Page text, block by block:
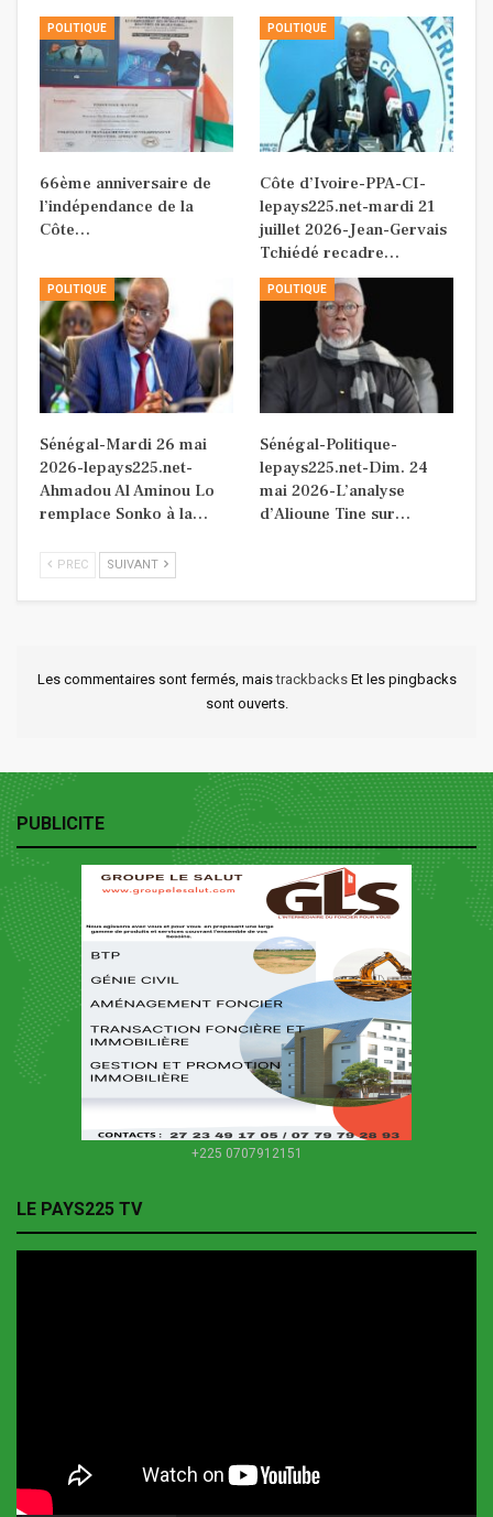
POLITIQUE
66ème anniversaire de
l’indépendance de la
Côte…
POLITIQUE
Côte d’Ivoire-PPA-CI-
lepays225.net-mardi 21
juillet 2026-Jean-Gervais
Tchiédé recadre…
POLITIQUE
Sénégal-Mardi 26 mai
2026-lepays225.net-
Ahmadou Al Aminou Lo
remplace Sonko à la…
POLITIQUE
Sénégal-Politique-
lepays225.net-Dim. 24
mai 2026-L’analyse
d’Alioune Tine sur…
PREC SUIVANT
Les commentaires sont fermés, maistrackbacks Et les pingbacks
sont ouverts.
PUBLICITE
+225 0707912151
LE PAYS225 TV